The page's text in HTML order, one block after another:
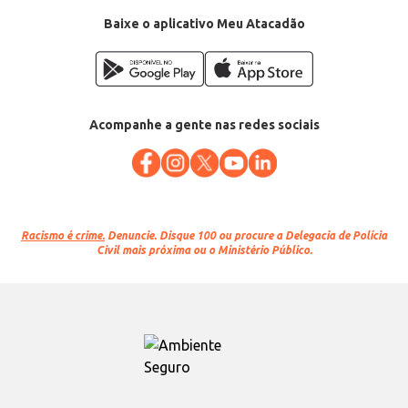
Baixe o aplicativo Meu Atacadão
Acompanhe a gente nas redes sociais
Racismo é crime. Denuncie. Disque 100 ou procure a Delegacia de Polícia
Civil mais próxima ou o Ministério Público.